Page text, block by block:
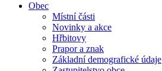
Obec
Místní části
Novinky a akce
Hřbitovy
Prapor a znak
Základní demografické údaje